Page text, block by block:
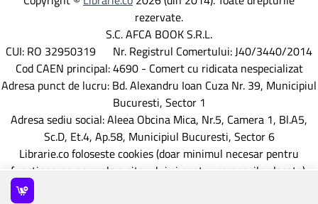
rezervate.
S.C. AFCA BOOK S.R.L.
CUI: RO 32950319 Nr. Registrul Comertului: J40/3440/2014
Cod CAEN principal: 4690 - Comert cu ridicata nespecializat
Adresa punct de lucru: Bd. Alexandru Ioan Cuza Nr. 39, Municipiul
Bucuresti, Sector 1
Adresa sediu social: Aleea Obcina Mica, Nr.5, Camera 1, Bl.A5,
Sc.D, Et.4, Ap.58, Municipiul Bucuresti, Sector 6
Librarie.co foloseste cookies (doar minimul necesar pentru
functionarea normala a site-ului si pentru comenzile plasate).